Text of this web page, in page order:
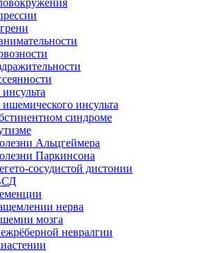
инсульта
синдроме
Альцгеймера
Паркинсона
сосудистой дистонии
нерва
мозга
невралгии